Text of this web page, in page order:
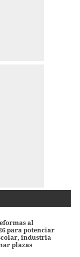
al
para potenciar
industria
plazas